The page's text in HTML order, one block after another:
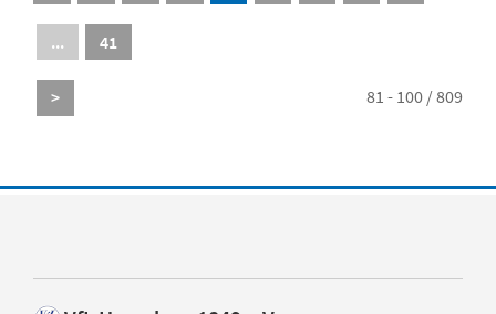
... 41
> 81 - 100 / 809